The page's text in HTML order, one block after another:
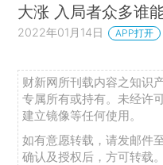
大涨 入局者众多谁
2022年01月14日 APP打开
财新网所刊载内容之知识
专属所有或持有。未经许
建立镜像等任何使用。
如有意愿转载，请发邮件
确认及授权后，方可转载。